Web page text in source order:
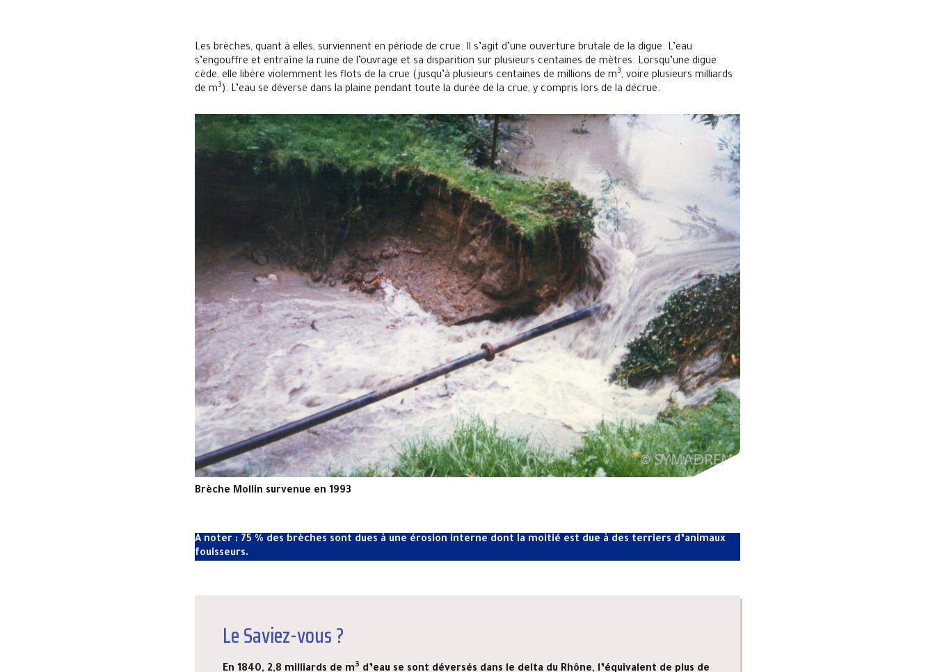
Les brèches, quant à elles, surviennent en période de crue. Il s’agit d’une ouverture brutale de la digue. L’eau
s’engouffre et entraîne la ruine de l’ouvrage et sa disparition sur plusieurs centaines de mètres. Lorsqu’une digue
cède, elle libère violemment les flots de la crue (jusqu’à plusieurs centaines de millions de m3, voire plusieurs milliards
de m3). L’eau se déverse dans la plaine pendant toute la durée de la crue, y compris lors de la décrue.
Brèche Mollin survenue en 1993
A noter : 75 % des brèches sont dues à une érosion interne dont la moitié est due à des terriers d’animaux
fouisseurs.
Le Saviez-vous ?
En 1840, 2,8 milliards de m3 d’eau se sont déversés dans le delta du Rhône, l’équivalent de plus de